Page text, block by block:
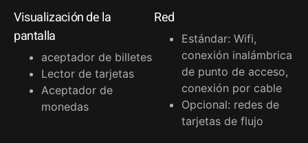
Visualización de la
pantalla
aceptador de billetes
Lector de tarjetas
Aceptador de
monedas
Red
Estándar: Wifi,
conexión inalámbrica
de punto de acceso,
conexión por cable
Opcional: redes de
tarjetas de flujo